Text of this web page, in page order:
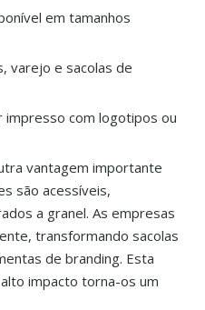
em tamanhos
varejo e sacolas de
impresso com logotipos ou
vantagem importante
são acessíveis,
a granel. As empresas
transformando sacolas
de branding. Esta
impacto torna-os um